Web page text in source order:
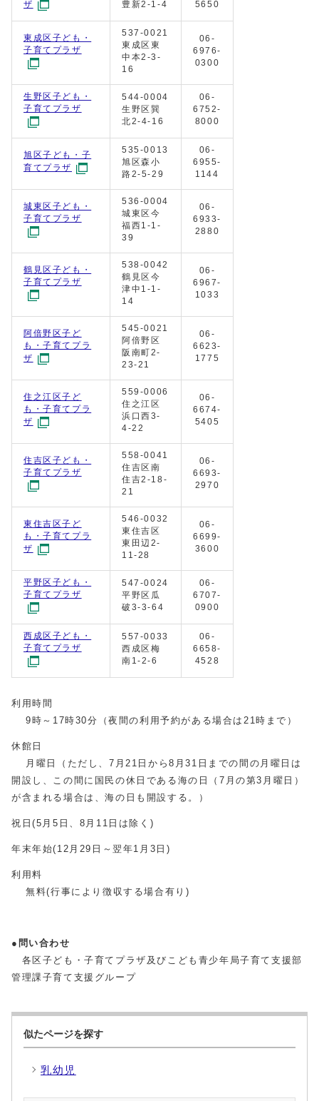
ザ 豊新2-1-4 5650
東成区子ども・
子育てプラザ
537-0021
東成区東
中本2-3-
16
06-
6976-
0300
生野区子ども・
子育てプラザ
544-0004
生野区巽
北2-4-16
06-
6752-
8000
旭区子ども・子
育てプラザ
535-0013
旭区森小
路2-5-29
06-
6955-
1144
城東区子ども・
子育てプラザ
536-0004
城東区今
福西1-1-
39
06-
6933-
2880
鶴見区子ども・
子育てプラザ
538-0042
鶴見区今
津中1-1-
14
06-
6967-
1033
阿倍野区子ど
も・子育てプラ
ザ
545-0021
阿倍野区
阪南町2-
23-21
06-
6623-
1775
住之江区子ど
も・子育てプラ
ザ
559-0006
住之江区
浜口西3-
4-22
06-
6674-
5405
住吉区子ども・
子育てプラザ
558-0041
住吉区南
住吉2-18-
21
06-
6693-
2970
東住吉区子ど
も・子育てプラ
ザ
546-0032
東住吉区
東田辺2-
11-28
06-
6699-
3600
平野区子ども・
子育てプラザ
547-0024
平野区瓜
破3-3-64
06-
6707-
0900
西成区子ども・
子育てプラザ
557-0033
西成区梅
南1-2-6
06-
6658-
4528
利用時間
9時～17時30分（夜間の利用予約がある場合は21時まで）
休館日
月曜日（ただし、7月21日から8月31日までの間の月曜日は
開設し、この間に国民の休日である海の日（7月の第3月曜日）
が含まれる場合は、海の日も開設する。）
祝日(5月5日、8月11日は除く)
年末年始(12月29日～翌年1月3日)
利用料
無料(行事により徴収する場合有り)
● 問い合わせ
各区子ども・子育てプラザ及びこども青少年局子育て支援部
管理課子育て支援グループ
似たページを探す
乳幼児